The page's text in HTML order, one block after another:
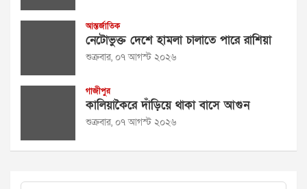
আন্তর্জাতিক
নেটোভুক্ত দেশে হামলা চালাতে পারে রাশিয়া
শুক্রবার, ০৭ আগস্ট ২০২৬
গাজীপুর
কালিয়াকৈরে দাঁড়িয়ে থাকা বাসে আগুন
শুক্রবার, ০৭ আগস্ট ২০২৬